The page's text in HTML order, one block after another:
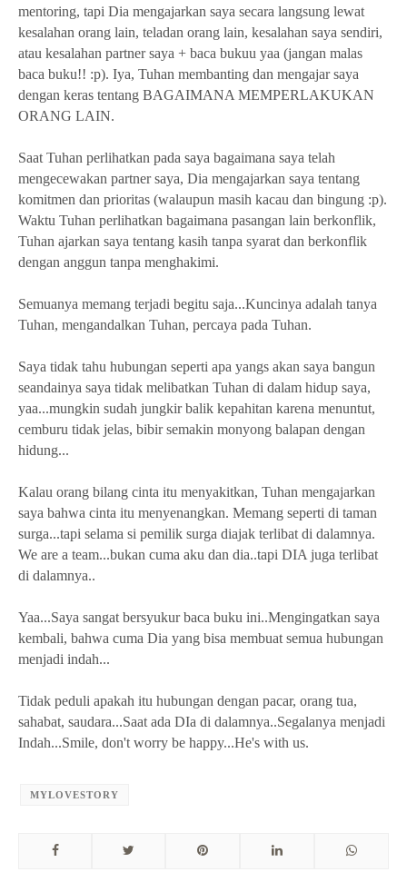
mentoring, tapi Dia mengajarkan saya secara langsung lewat
kesalahan orang lain, teladan orang lain, kesalahan saya sendiri,
atau kesalahan partner saya + baca bukuu yaa (jangan malas
baca buku!! :p). Iya, Tuhan membanting dan mengajar saya
dengan keras tentang BAGAIMANA MEMPERLAKUKAN
ORANG LAIN.
Saat Tuhan perlihatkan pada saya bagaimana saya telah
mengecewakan partner saya, Dia mengajarkan saya tentang
komitmen dan prioritas (walaupun masih kacau dan bingung :p).
Waktu Tuhan perlihatkan bagaimana pasangan lain berkonflik,
Tuhan ajarkan saya tentang kasih tanpa syarat dan berkonflik
dengan anggun tanpa menghakimi.
Semuanya memang terjadi begitu saja...Kuncinya adalah tanya
Tuhan, mengandalkan Tuhan, percaya pada Tuhan.
Saya tidak tahu hubungan seperti apa yangs akan saya bangun
seandainya saya tidak melibatkan Tuhan di dalam hidup saya,
yaa...mungkin sudah jungkir balik kepahitan karena menuntut,
cemburu tidak jelas, bibir semakin monyong balapan dengan
hidung...
Kalau orang bilang cinta itu menyakitkan, Tuhan mengajarkan
saya bahwa cinta itu menyenangkan. Memang seperti di taman
surga...tapi selama si pemilik surga diajak terlibat di dalamnya.
We are a team...bukan cuma aku dan dia..tapi DIA juga terlibat
di dalamnya..
Yaa...Saya sangat bersyukur baca buku ini..Mengingatkan saya
kembali, bahwa cuma Dia yang bisa membuat semua hubungan
menjadi indah...
Tidak peduli apakah itu hubungan dengan pacar, orang tua,
sahabat, saudara...Saat ada DIa di dalamnya..Segalanya menjadi
Indah...Smile, don't worry be happy...He's with us.
MYLOVESTORY